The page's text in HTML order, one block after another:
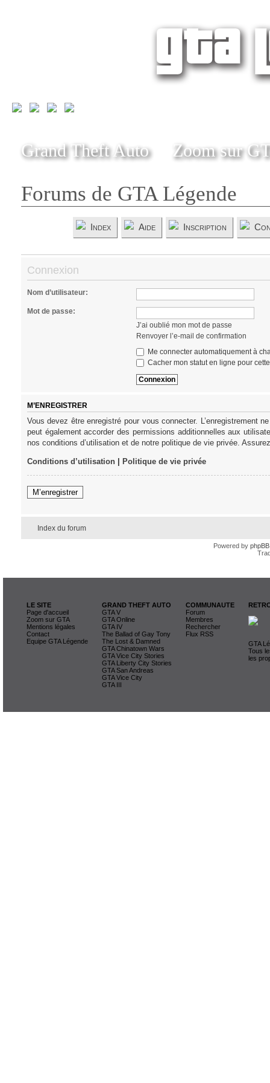
Grand Theft Auto Zoom sur
Forums de GTA Légende
Index Aide Inscription
Connexion
Nom d’utilisateur:
Mot de passe:
J’ai oublié mon mot de passe
Renvoyer l’e-mail de confirmation
Me connecter automatiquement à
Cacher mon statut en ligne pour
M’ENREGISTRER
Vous devez être enregistré pour vous connecter. L’enregistrement
peut également accorder des permissions additionnelles aux
nos conditions d’utilisation et de notre politique de vie privée.
Conditions d’utilisation| Politique de vie privée
M’enregistrer
Index du forum
Powered by phpBB
LE SITE
Page d'accueil
Zoom sur GTA
Mentions légales
Contact
Equipe GTA Légende
GRAND THEFT AUTO
GTA V
GTA Online
GTA IV
The Ballad of Gay Tony
The Lost & Damned
GTA Chinatown Wars
GTA Vice City Stories
GTA Liberty City Stories
GTA San Andreas
GTA Vice City
GTA III
COMMUNAUTE
Forum
Membres
Rechercher
Flux RSS
GTA
Tous
les